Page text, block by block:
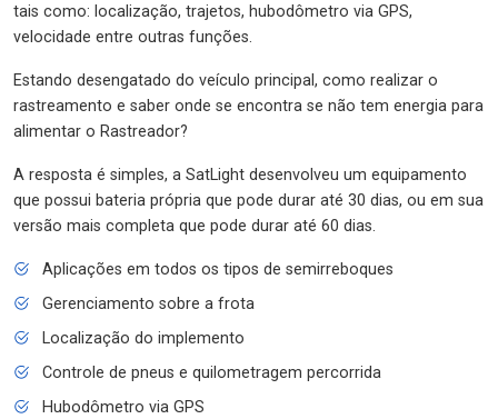
tais como: localização, trajetos, hubodômetro via GPS,
velocidade entre outras funções.
Estando desengatado do veículo principal, como realizar o
rastreamento e saber onde se encontra se não tem energia para
alimentar o Rastreador?
A resposta é simples, a SatLight desenvolveu um equipamento
que possui bateria própria que pode durar até 30 dias, ou em sua
versão mais completa que pode durar até 60 dias.
Aplicações em todos os tipos de semirreboques
Gerenciamento sobre a frota
Localização do implemento
Controle de pneus e quilometragem percorrida
Hubodômetro via GPS